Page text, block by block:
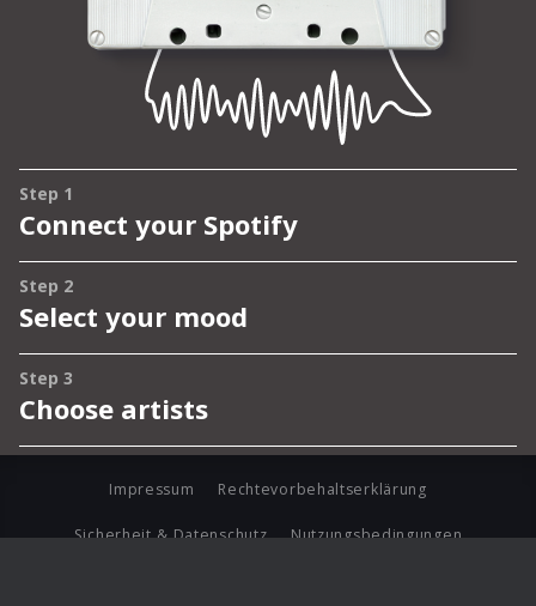
Impressum Rechtevorbehaltserklärung
Sicherheit & Datenschutz Nutzungsbedingungen